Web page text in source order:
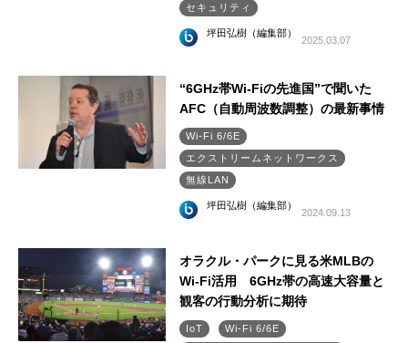
セキュリティ
坪田弘樹（編集部）
2025.03.07
“6GHz帯Wi-Fiの先進国”で聞いた
AFC（自動周波数調整）の最新事情
Wi-Fi 6/6E
エクストリームネットワークス
無線LAN
坪田弘樹（編集部）
2024.09.13
オラクル・パークに見る米MLBの
Wi-Fi活用 6GHz帯の高速大容量と
観客の行動分析に期待
IoT
Wi-Fi 6/6E